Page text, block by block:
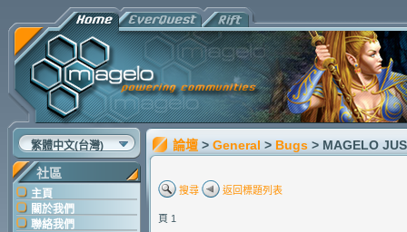
繁體中文(台灣)
社區
主頁
關於我們
聯絡我們
論壇 > General > Bugs > MAGELO
搜尋 返回標題列表
頁 1